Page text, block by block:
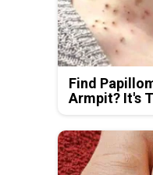
Find
Armpit? It's